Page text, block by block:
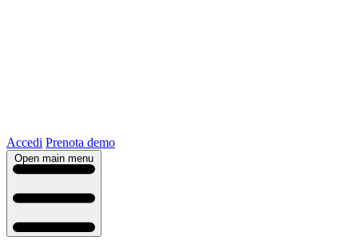
Accedi Prenota demo
Open main menu